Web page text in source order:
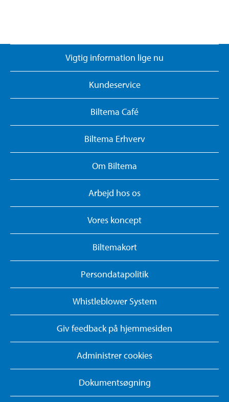
Vigtig information lige nu
Kundeservice
Biltema Café
Biltema Erhverv
Om Biltema
Arbejd hos os
Vores koncept
Biltemakort
Persondatapolitik
Whistleblower System
Giv feedback på hjemmesiden
Administrer cookies
Dokumentsøgning